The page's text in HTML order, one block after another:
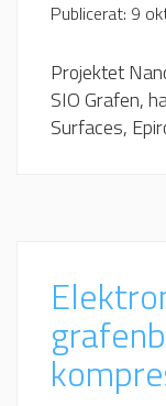
Publicerat: 9
Projektet
SIO Grafen,
Surfaces,